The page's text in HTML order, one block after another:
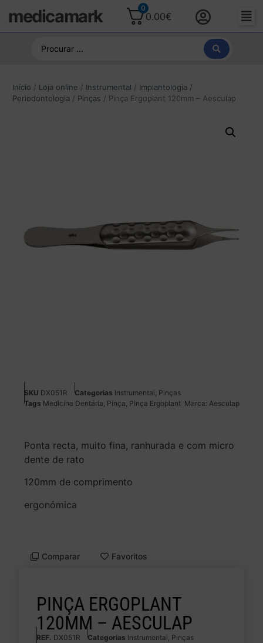
medicamark 0
0.00€
Início / Loja online / Instrumental / Implantologia /
Periodontologia / Pinças / Pinça Ergoplant 120mm – Aesculap
SKU DX051R Categorias Instrumental, Pinças
Tags Medicina Dentária, Pinça, Pinça Ergoplant Marca: Aesculap
Ponta recta, muito fina, ranhurada e com micro
dente de rato
120mm de comprimento
ergonómica
Comparar Favoritos
PINÇA ERGOPLANT
120MM – AESCULAP
REF. DX051R Categorias Instrumental, Pinças